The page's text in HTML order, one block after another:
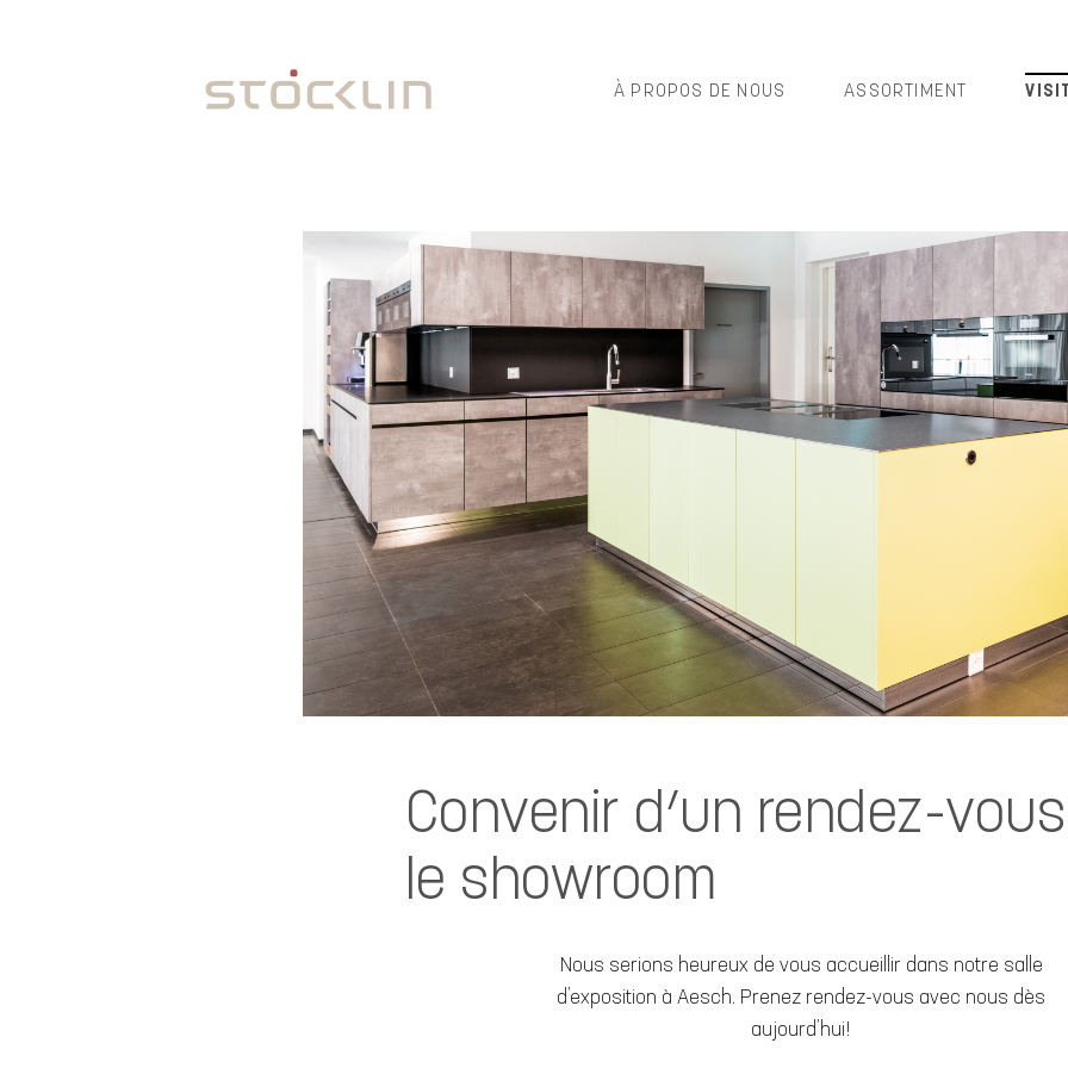
À PROPOS DE NOUS ASSORTIMENT
Convenir d’un rendez-
le showroom
Nous serions heureux de vous accueillir dans notre salle
d’exposition à Aesch. Prenez rendez-vous avec nous dès
aujourd’hui!